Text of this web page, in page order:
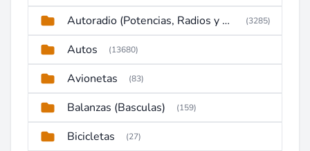
Autoradio (Potencias, Radios y DVD) (3285)
Autos (13680)
Avionetas (83)
Balanzas (Basculas) (159)
Bicicletas (27)